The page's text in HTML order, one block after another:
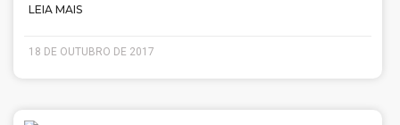
LEIA MAIS
18 DE OUTUBRO DE 2017